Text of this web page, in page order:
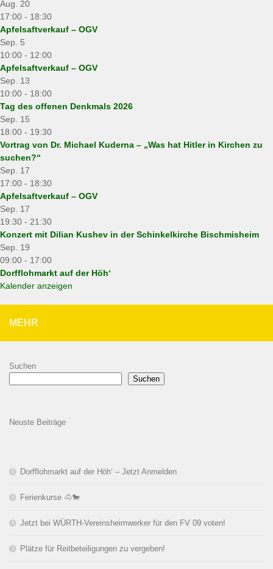
Aug. 20
17:00 - 18:30
Apfelsaftverkauf – OGV
Sep. 5
10:00 - 12:00
Apfelsaftverkauf – OGV
Sep. 13
10:00 - 18:00
Tag des offenen Denkmals 2026
Sep. 15
18:00 - 19:30
Vortrag von Dr. Michael Kuderna – „Was hat Hitler in Kirchen zu
suchen?“
Sep. 17
17:00 - 18:30
Apfelsaftverkauf – OGV
Sep. 17
19:30 - 21:30
Konzert mit Dilian Kushev in der Schinkelkirche Bischmisheim
Sep. 19
09:00 - 17:00
Dorfflohmarkt auf der Höh‘
Kalender anzeigen
MEHR
Suchen
Suchen
Neuste Beiträge
Dorfflohmarkt auf der Höh‘ – Jetzt Anmelden
Ferienkurse 🐴🐎
Jetzt bei WÜRTH-Vereinsheimwerker für den FV 09 voten!
Plätze für Reitbeteiligungen zu vergeben!